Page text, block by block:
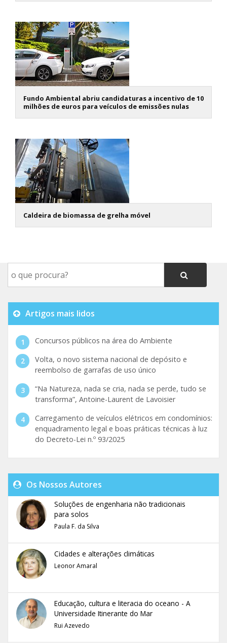
Fundo Ambiental abriu candidaturas a incentivo de 10
milhões de euros para veículos de emissões nulas
Caldeira de biomassa de grelha móvel
Artigos mais lidos
Concursos públicos na área do Ambiente
Volta, o novo sistema nacional de depósito e
reembolso de garrafas de uso único
“Na Natureza, nada se cria, nada se perde, tudo se
transforma”, Antoine-Laurent de Lavoisier
Carregamento de veículos elétricos em condomínios:
enquadramento legal e boas práticas técnicas à luz
do Decreto-Lei n.º 93/2025
Os Nossos Autores
Soluções de engenharia não tradicionais
para solos
Paula F. da Silva
Cidades e alterações climáticas
Leonor Amaral
Educação, cultura e literacia do oceano - A
Universidade Itinerante do Mar
Rui Azevedo